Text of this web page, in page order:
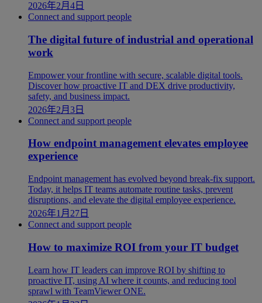
2026年2月4日
Connect and support people
The digital future of industrial and operational
work
Empower your frontline with secure, scalable digital tools.
Discover how proactive IT and DEX drive productivity,
safety, and business impact.
2026年2月3日
Connect and support people
How endpoint management elevates employee
experience
Endpoint management has evolved beyond break-fix support.
Today, it helps IT teams automate routine tasks, prevent
disruptions, and elevate the digital employee experience.
2026年1月27日
Connect and support people
How to maximize ROI from your IT budget
Learn how IT leaders can improve ROI by shifting to
proactive IT, using AI where it counts, and reducing tool
sprawl with TeamViewer ONE.